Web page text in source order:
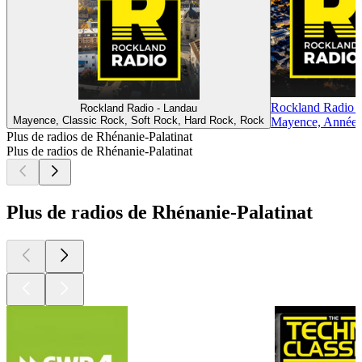
Rockland Radio - Landau
Mayence, Classic Rock, Soft Rock, Hard Rock, Rock
Rockland Radio
Mayence,
Plus de radios de Rhénanie-Palatinat
Plus de radios de Rhénanie-Palatinat
Plus de radios de Rhénanie-Palatinat